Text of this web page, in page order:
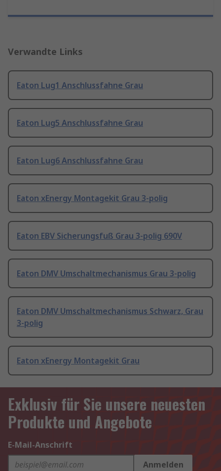
Verwandte Links
Eaton Lug1 Anschlussfahne Grau
Eaton Lug5 Anschlussfahne Grau
Eaton Lug6 Anschlussfahne Grau
Eaton xEnergy Montagekit Grau 3-polig
Eaton EBV Sicherungsfuß Grau 3-polig 690V
Eaton DMV Umschaltmechanismus Grau 3-polig
Eaton DMV Umschaltmechanismus Schwarz, Grau
3-polig
Eaton xEnergy Montagekit Grau
Exklusiv für Sie unsere neuesten
Produkte und Angebote
E-Mail-Anschrift
Anmelden